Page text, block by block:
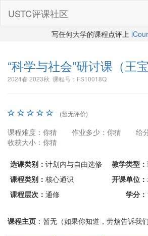
USTC评课社区
写任何大学的课程点评上
“科学与社会”研讨课 （王
2024春 2023秋 课程号：FS10018Q
(暂无评价)
课程难度：你猜 作业多少：你猜
给
收获大小：你猜
选课类别： 计划内与自由选修 教学类型：
课程类别： 核心通识 开课单位：
课程层次： 通修 学分：
课程主页 ：暂无（如果你知道，劳烦告诉我们